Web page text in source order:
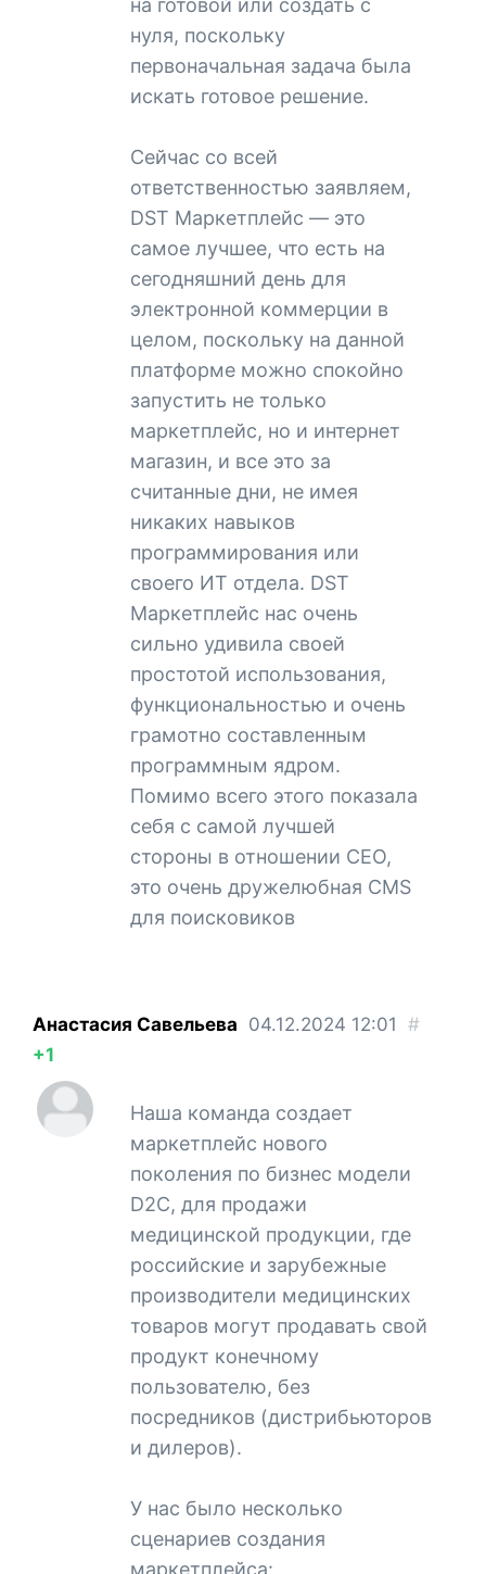
нуля, поскольку
первоначальная задача была
искать готовое решение.
Сейчас со всей
ответственностью заявляем,
DST Маркетплейс — это
самое лучшее, что есть на
сегодняшний день для
электронной коммерции в
целом, поскольку на данной
платформе можно спокойно
запустить не только
маркетплейс, но и интернет
магазин, и все это за
считанные дни, не имея
никаких навыков
программирования или
своего ИТ отдела. DST
Маркетплейс нас очень
сильно удивила своей
простотой использования,
функциональностью и очень
грамотно составленным
программным ядром.
Помимо всего этого показала
себя с самой лучшей
стороны в отношении СЕО,
это очень дружелюбная CMS
для поисковиков
Анастасия Савельева 04.12.2024 12:01 #
+1
Наша команда создает
маркетплейс нового
поколения по бизнес модели
D2C, для продажи
медицинской продукции, где
российские и зарубежные
производители медицинских
товаров могут продавать свой
продукт конечному
пользователю, без
посредников (дистрибьюторов
и дилеров).
У нас было несколько
сценариев создания
маркетплейса: